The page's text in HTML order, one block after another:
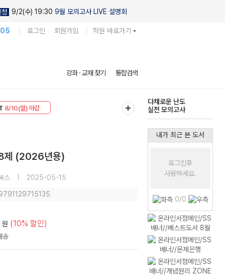
청 9/2(수) 19:30 9월 모의고사 LIVE 설명회
로그인 회원가입 학원 바로가기
강좌 · 교재 찾기 통합검색
8/10(월) 마감
다채로운 난도
실전 모의고사
제 (2026년용)
스 2025-05-15
원 (10% 할인)
내가 최근 본 도서
로그인후
사용하세요.
0/0